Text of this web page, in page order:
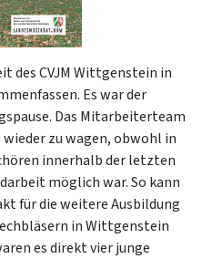
des CVJM Wittgenstein in
Es war der
Das Mitarbeiterteam
zu wagen, obwohl in
innerhalb der letzten
möglich war. So kann
für die weitere Ausbildung
in Wittgenstein
es direkt vier junge